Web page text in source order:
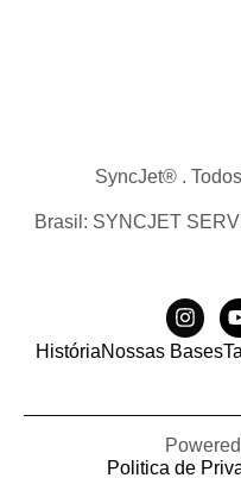
SyncJet® .
Brasil: SYNCJET
HistóriaNossas Bases
Politica de